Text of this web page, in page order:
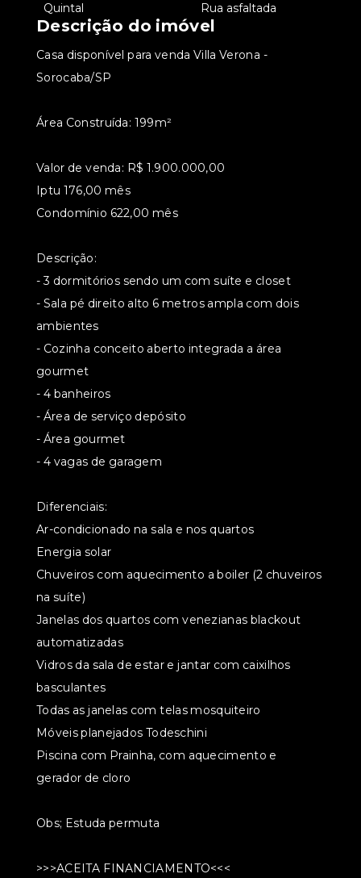
Quintal Rua asfaltada
Descrição do imóvel
Casa disponível para venda Villa Verona -
Sorocaba/SP
Área Construída: 199m²
Valor de venda: R$ 1.900.000,00
Iptu 176,00 mês
Condomínio 622,00 mês
Descrição:
- 3 dormitórios sendo um com suíte e closet
- Sala pé direito alto 6 metros ampla com dois
ambientes
- Cozinha conceito aberto integrada a área
gourmet
- 4 banheiros
- Área de serviço depósito
- Área gourmet
- 4 vagas de garagem
Diferenciais:
Ar-condicionado na sala e nos quartos
Energia solar
Chuveiros com aquecimento a boiler (2 chuveiros
na suíte)
Janelas dos quartos com venezianas blackout
automatizadas
Vidros da sala de estar e jantar com caixilhos
basculantes
Todas as janelas com telas mosquiteiro
Móveis planejados Todeschini
Piscina com Prainha, com aquecimento e
gerador de cloro
Obs; Estuda permuta
>>>ACEITA FINANCIAMENTO<<<